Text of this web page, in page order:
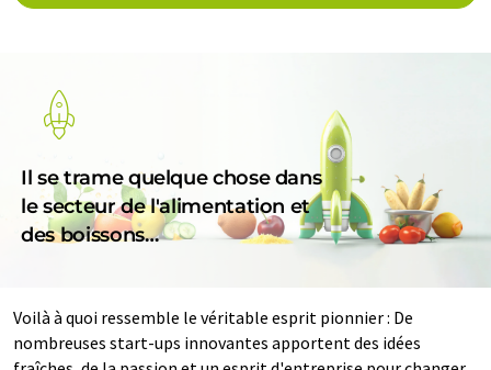
Il se trame quelque chose dans
le secteur de l'alimentation et
des boissons…
Voilà à quoi ressemble le véritable esprit pionnier : De
nombreuses start-ups innovantes apportent des idées